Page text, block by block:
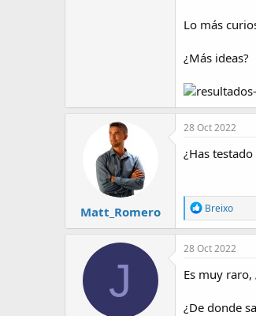
Lo más
¿Más ideas?
Matt_Romero
28 Oct 2022
¿Has
R
e
a
c
i
o
e
Breixo
J
28 Oct 2022
Es muy raro,
¿De donde